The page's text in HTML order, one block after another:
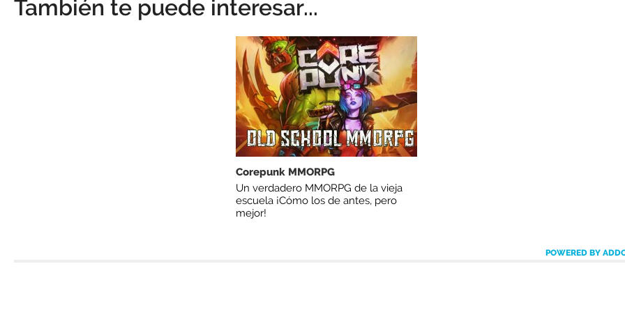
También te puede interesar...
Corepunk MMORPG
Un verdadero MMORPG de la vieja
escuela ¡Cómo los de antes, pero
mejor!
POWERED BY